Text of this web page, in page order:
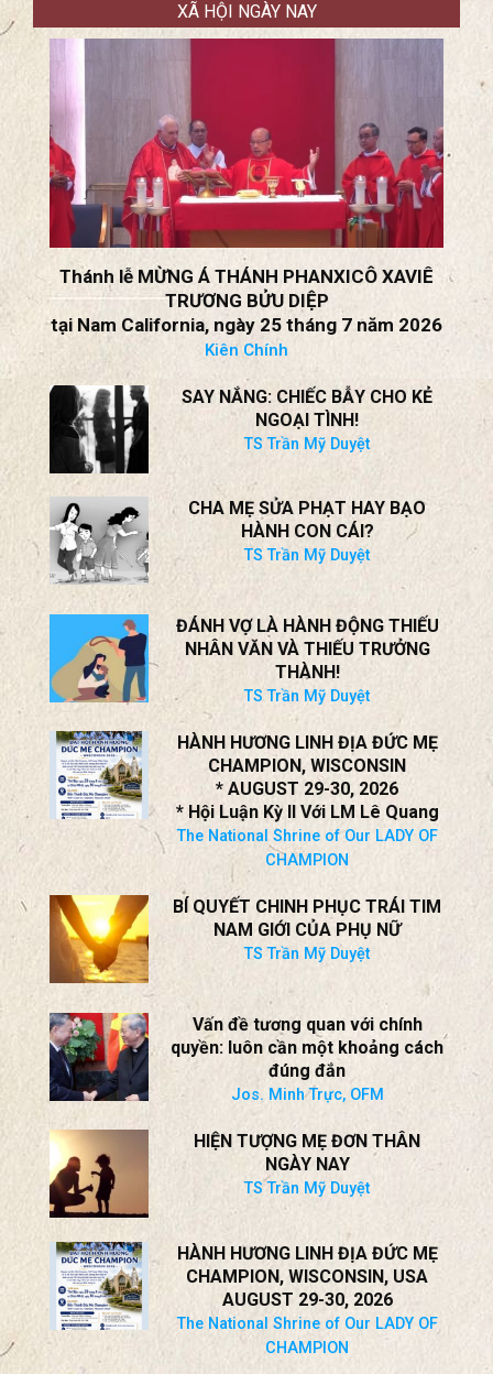
Thánh lễ MỪNG Á THÁNH PHANXICÔ XAVIÊ
TRƯƠNG BỬU DIỆP
tại Nam California, ngày 25 tháng 7 năm 2026
Kiên Chính
SAY NẮNG: CHIẾC BẪY CHO KẺ
NGOẠI TÌNH!
TS Trần Mỹ Duyệt
CHA MẸ SỬA PHẠT HAY BẠO
HÀNH CON CÁI?
ĐÁNH VỢ LÀ HÀNH ĐỘNG THIẾU
NHÂN VĂN VÀ THIẾU TRƯỞNG
THÀNH!
HÀNH HƯƠNG LINH ĐỊA ĐỨC MẸ
CHAMPION, WISCONSIN
* AUGUST 29-30, 2026
* Hội Luận Kỳ II Với LM Lê Quang
The National Shrine of Our LADY OF
CHAMPION
BÍ QUYẾT CHINH PHỤC TRÁI TIM
NAM GIỚI CỦA PHỤ NỮ
TS Trần Mỹ Duyệt
Vấn đề tương quan với chính
quyền: luôn cần một khoảng cách
Jos. Minh Trực, OFM
HIỆN TƯỢNG MẸ ĐƠN THÂN
NGÀY NAY
TS Trần Mỹ Duyệt
HÀNH HƯƠNG LINH ĐỊA ĐỨC MẸ
CHAMPION, WISCONSIN, USA
AUGUST 29-30, 2026
The National Shrine of Our LADY OF
CHAMPION
TIN TỨC TỔNG HỢP VIEW ALL